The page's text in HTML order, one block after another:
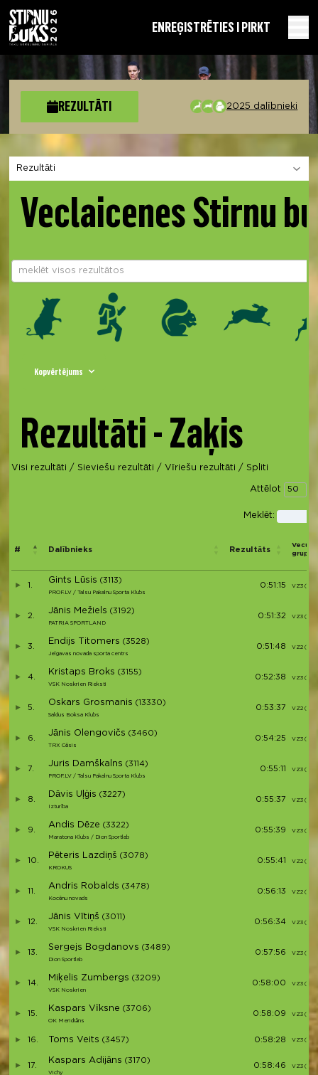
ENREĢISTRĒTIES I PIRKT
REZULTĀTI 2025 dalībnieki
Izvēlies sadaļu
Veclaicenes Stirnu
Kopvērtējums
Rezultāti - Zaķis
Visi rezultāti / Sieviešu rezultāti / Vīriešu rezultāti / Spliti
Attēlot
Meklēt:
# Dalībnieks Rezultāts
grupa
1.
Gints Lūsis (3113)
PROF.LV / Talsu Pakalnu Sporta Klubs
0:51:15 VZ3 (1)
2.
Jānis Mežiels (3192)
PATRIA SPORTLAND
0:51:32 VZ3 (2)
3.
Endijs Titomers (3528)
Jelgavas novada sporta centrs
0:51:48 VZ2 (1)
4.
Kristaps Broks (3155)
VSK Noskrien Rieksti
0:52:38 VZ3 (3)
5.
Oskars Grosmanis (13330)
Saldus Boksa Klubs
0:53:37 VZ2 (2)
6.
Jānis Olengovičs (3460)
TRX Cēsis
0:54:25 VZ3 (4)
7.
Juris Damškalns (3114)
PROF.LV / Talsu Pakalnu Sporta Klubs
0:55:11 VZ3 (5)
8.
Dāvis Uļģis (3227)
Izturība
0:55:37 VZ3 (6)
9.
Andis Dēze (3322)
Maratona Klubs / Dion Sportlab
0:55:39 VZ3 (7)
10.
Pēteris Lazdiņš (3078)
KROKUS
0:55:41 VZ2 (3)
11.
Andris Robalds (3478)
Kocēnu novads
0:56:13 VZ2 (4)
12.
Jānis Vītiņš (3011)
VSK Noskrien Rieksti
0:56:34 VZ3 (8)
13.
Sergejs Bogdanovs (3489)
Dion Sportlab
0:57:56 VZ3 (9)
14.
Miķelis Zumbergs (3209)
VSK Noskrien
0:58:00 VZ3 (10)
15.
Kaspars Vīksne (3706)
OK Meridiāns
0:58:09 VZ3 (11)
16. Toms Veits (3457) 0:58:28 VZ3 (12)
17.
Kaspars Adijāns (3170)
Vichy
0:58:46 VZ3 (13)